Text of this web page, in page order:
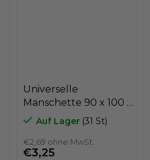
Universelle
Manschette 90 x 100 x
8 K21-090/2 PU , Kastas
Auf Lager (31 St)
€2,69 ohne MwSt.
€3,25